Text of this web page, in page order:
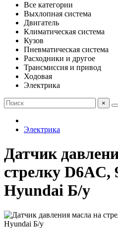
Все категории
Выхлопная система
Двигатель
Климатическая система
Кузов
Пневматическая система
Расходники и другое
Трансмиссия и привод
Ходовая
Электрика
×
Электрика
Датчик
стрелку D6AC,
Hyundai Б/у